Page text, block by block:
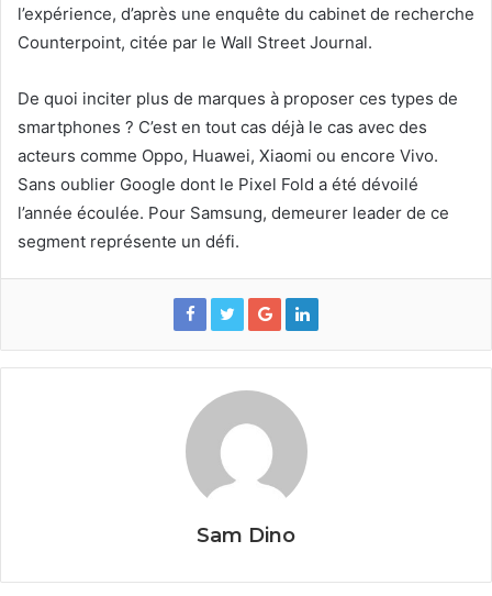
l’expérience, d’après une enquête du cabinet de recherche
Counterpoint, citée par le Wall Street Journal.
De quoi inciter plus de marques à proposer ces types de
smartphones ? C’est en tout cas déjà le cas avec des
acteurs comme Oppo, Huawei, Xiaomi ou encore Vivo.
Sans oublier Google dont le Pixel Fold a été dévoilé
l’année écoulée. Pour Samsung, demeurer leader de ce
segment représente un défi.
Sam Dino